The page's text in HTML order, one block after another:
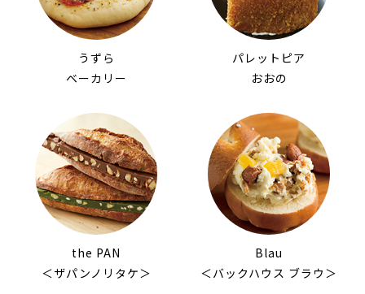
うずら
ベーカリー
パレットピア
おおの
the PAN
＜ザパンノリタケ＞
Blau
＜バックハウス ブラウ＞